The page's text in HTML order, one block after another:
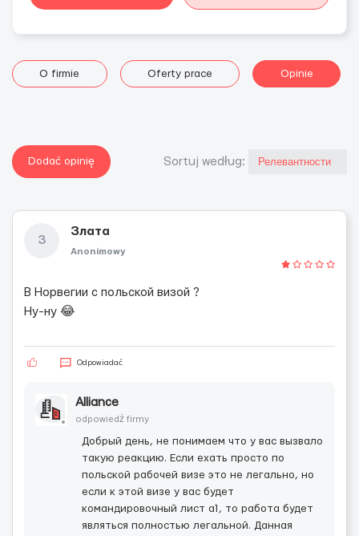
O firmie Oferty prace Opinie
Dodać opinię Sortuj według:
З
Злата
Anonimowy
В Норвегии с польской визой ?
Ну-ну 😂
Odpowiadać
Alliance
odpowiedź firmy
Добрый день, не понимаем что у вас вызвало
такую реакцию. Если ехать просто по
польской рабочей визе это не легально, но
если к этой визе у вас будет
командировочный лист а1, то работа будет
являться полностью легальной. Данная